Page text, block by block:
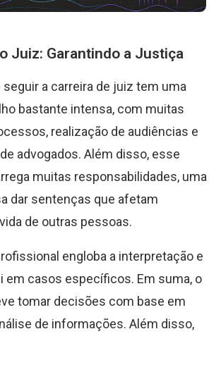
Juiz: Garantindo a Justiça
a carreira de juiz tem uma
bastante intensa, com muitas
realização de audiências e
advogados. Além disso, esse
muitas responsabilidades, uma
dar sentenças que afetam
de outras pessoas.
engloba a interpretação e
em casos específicos. Em suma, o
tomar decisões com base em
de informações. Além disso,